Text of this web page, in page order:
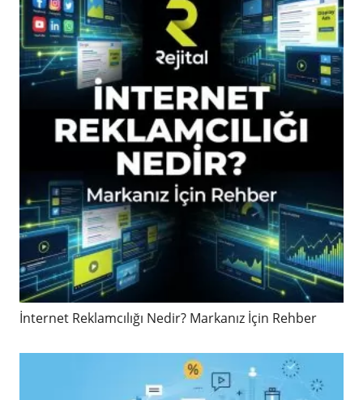
İnternet Reklamcılığı Nedir? Markanız İçin Rehber